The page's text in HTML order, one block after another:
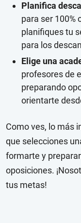
Planifica
para ser 100%
planifiques tu
para los
Elige una
profesores de
preparando
orientarte
Como ves, lo más
que selecciones
formarte y
oposiciones.
tus metas!